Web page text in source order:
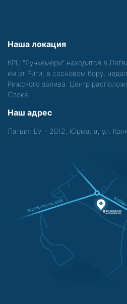
Наша локация
КРЦ "Яункемери" находится в
км от Риги, в сосновом бору,
Рижского залива. Центр
Слока.
Наш адрес
Латвия LV – 2012, Юрмала, ул.